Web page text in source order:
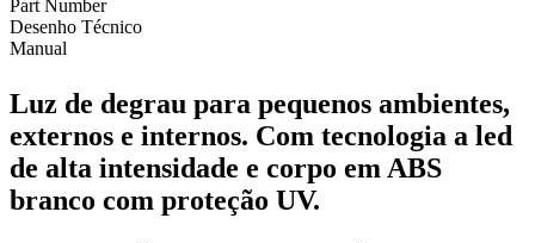
Part Number
Desenho Técnico
Manual
Luz de degrau para pequenos ambientes,
externos e internos. Com tecnologia a led
de alta intensidade e corpo em ABS
branco com proteção UV.